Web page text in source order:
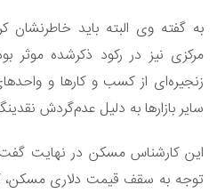
به گفته وی البته باید
مرکزی نیز در رکود ذکر‌شده موثر
زنجیره‌ای از کسب و کار‌ها و
سایر بازار‌ها به دلیل عدم‌گردش
این کارشناس مسکن در نهایت
توجه به سقف قیمت دلاری